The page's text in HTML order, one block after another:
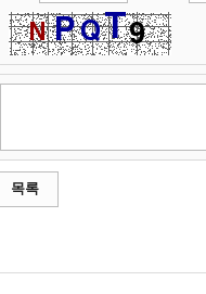
목록